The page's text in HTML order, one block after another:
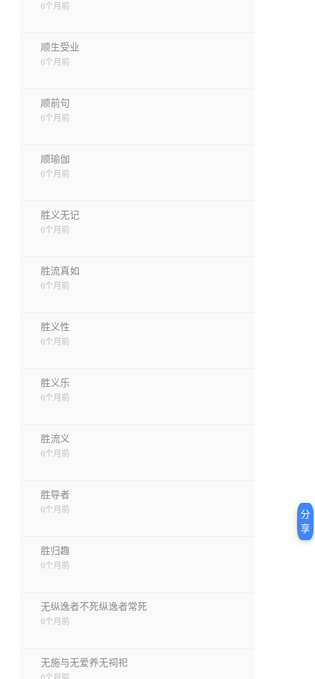
6个月前
顺生受业
6个月前
顺前句
6个月前
顺瑜伽
6个月前
胜义无记
6个月前
胜流真如
6个月前
胜义性
6个月前
胜义乐
6个月前
胜流义
6个月前
胜导者
6个月前
胜归趣
6个月前
无纵逸者不死纵逸者常死
6个月前
无施与无爱养无祠祀
分
享